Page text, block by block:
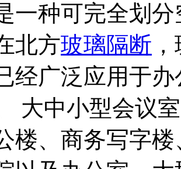
一种可完全划
北方玻璃隔断
经广泛应用于
大中小型会议
楼、商务写字